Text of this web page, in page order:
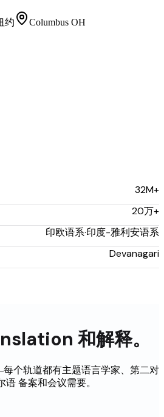
约 Columbus OH
32M+
20万+
印欧语系·印度-雅利安语系
Devanagari
和解释。
个轨道都有主题语言学家、第二对
语 备案和会议需要。